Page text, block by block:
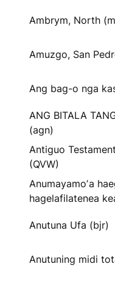
Ambrym, North
Amuzgo, San
Ang bag-o nga
ANG BITALA
(agn)
Antiguo
(QVW)
Anumayamoʼa
hagelafilatenea
Anutuna Ufa (bjr)
Anutuning midi